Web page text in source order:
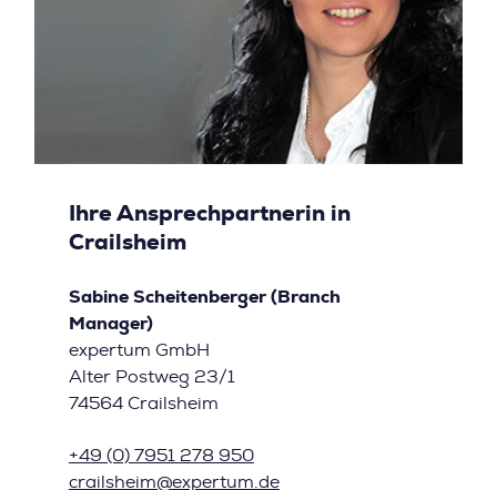
Ihre Ansprechpartnerin in
Crailsheim
Sabine Scheitenberger (Branch
Manager)
expertum GmbH
Alter Postweg 23/1
74564 Crailsheim
+49 (0) 7951 278 950
crailsheim@expertum.de